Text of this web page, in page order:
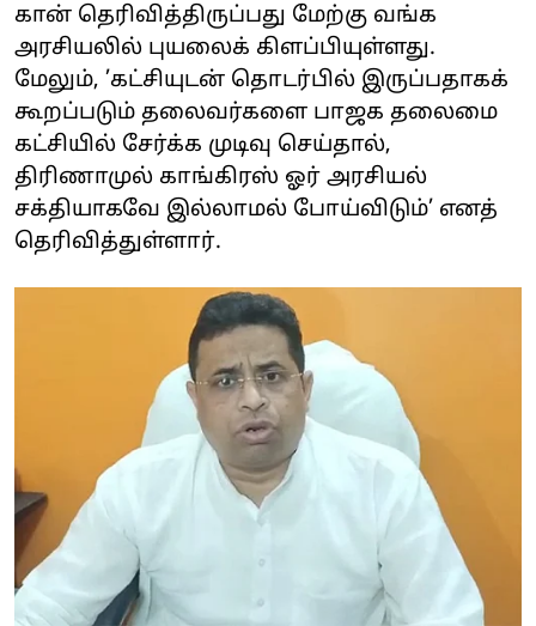
கான் தெரிவித்திருப்பது மேற்கு வங்க
அரசியலில் புயலைக் கிளப்பியுள்ளது.
மேலும், ’கட்சியுடன் தொடர்பில் இருப்பதாகக்
கூறப்படும் தலைவர்களை பாஜக தலைமை
கட்சியில் சேர்க்க முடிவு செய்தால்,
திரிணாமுல் காங்கிரஸ் ஓர் அரசியல்
சக்தியாகவே இல்லாமல் போய்விடும்’ எனத்
தெரிவித்துள்ளார்.